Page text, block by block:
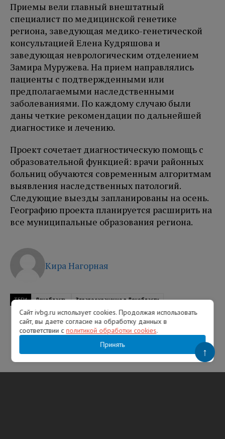
Приемы вели главный внештатный
специалист по медицинской генетике
региона, заведующая медико-генетической
консультацией Елена Кудряшова и
заведующая неврологическим отделением
Замира Муружева. На прием направлялись
пациенты с подтвержденными или
предполагаемыми наследственными
заболеваниями. По каждому случаю были
даны четкие рекомендации по дальнейшей
диагностике и лечению.
Проект сочетает диагностическую помощь с
образовательной функцией: врачи районных
больниц обучаются современным алгоритмам
выявления наследственных патологий.
Следующие выезды запланированы на осень.
Географию проекта планируется расширить на
все муниципальные образования региона.
Кира Нагорная
ТЕГИ Ленобласть Здравоохранение в Ленобласти
Сайт ivbg.ru использует cookies. Продолжая использовать
сайт, вы даете согласие на обработку данных в
соответствии с политикой обработки cookies.
Принять
↑